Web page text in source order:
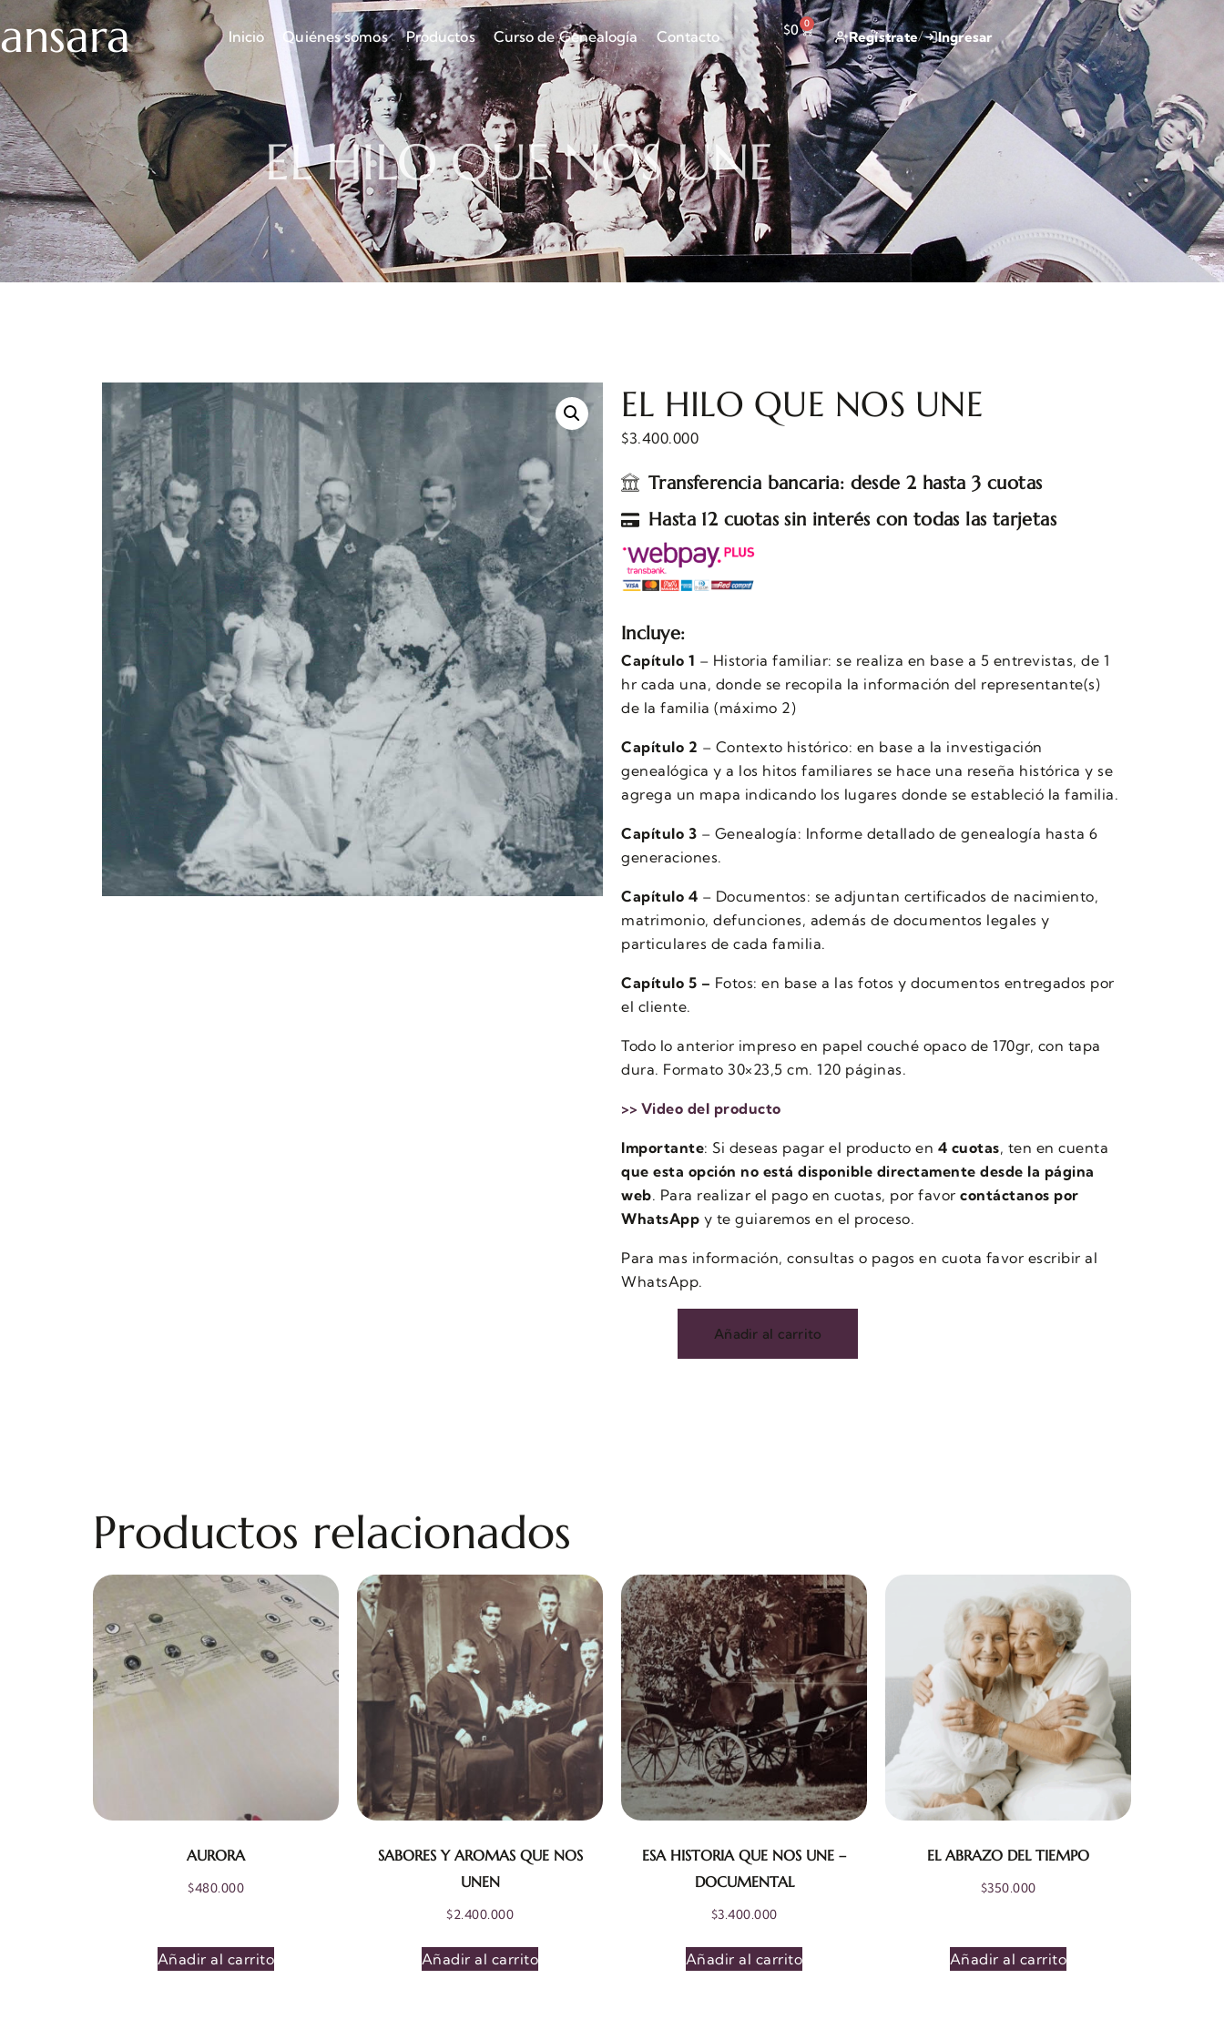
ansara Inicio Quiénes somos Productos Curso de Genealogía Contacto $0 0
Regístrate/ Ingresar
EL HILO QUE NOS UNE
EL HILO QUE NOS UNE
$3.400.000
Transferencia bancaria: desde 2 hasta 3 cuotas
Hasta 12 cuotas sin interés con todas las tarjetas
Incluye:
Capítulo 1 – Historia familiar: se realiza en base a 5 entrevistas, de 1
hr cada una, donde se recopila la información del representante(s)
de la familia (máximo 2)
Capítulo 2 – Contexto histórico: en base a la investigación
genealógica y a los hitos familiares se hace una reseña histórica y se
agrega un mapa indicando los lugares donde se estableció la familia.
Capítulo 3 – Genealogía: Informe detallado de genealogía hasta 6
generaciones.
Capítulo 4 – Documentos: se adjuntan certificados de nacimiento,
matrimonio, defunciones, además de documentos legales y
particulares de cada familia.
Capítulo 5 – Fotos: en base a las fotos y documentos entregados por
el cliente.
Todo lo anterior impreso en papel couché opaco de 170gr, con tapa
dura. Formato 30×23,5 cm. 120 páginas.
>> Video del producto
Importante: Si deseas pagar el producto en 4 cuotas, ten en cuenta
que esta opción no está disponible directamente desde la página
web. Para realizar el pago en cuotas, por favor contáctanos por
WhatsApp y te guiaremos en el proceso.
Para mas información, consultas o pagos en cuota favor escribir al
WhatsApp.
Añadir al carrito
Productos relacionados
AURORA
$480.000
Añadir al carrito
SABORES Y AROMAS QUE NOS
UNEN
$2.400.000
Añadir al carrito
ESA HISTORIA QUE NOS UNE –
DOCUMENTAL
$3.400.000
Añadir al carrito
EL ABRAZO DEL TIEMPO
$350.000
Añadir al carrito